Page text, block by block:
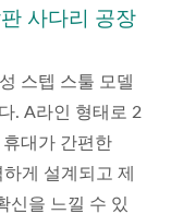
사다리 공장
스텝 스툴 모델
. A라인 형태로 2
대가 간편한
게 설계되고 제
신을 느낄 수 있